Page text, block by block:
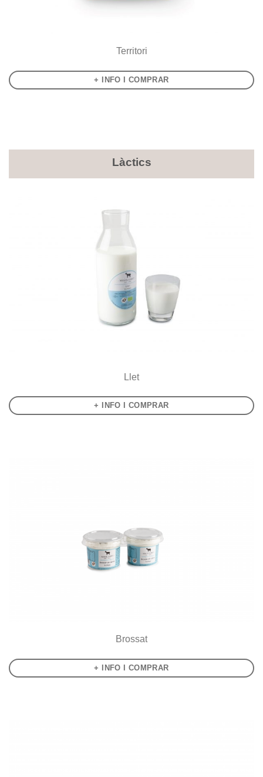
Territori
+ INFO I COMPRAR
Làctics
Llet
+ INFO I COMPRAR
Brossat
+ INFO I COMPRAR